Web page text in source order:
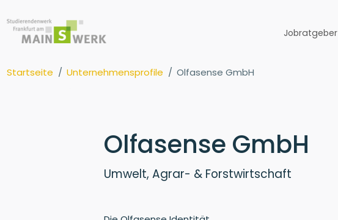
Jobratgeber
Startseite Unternehmensprofile Olfasense GmbH
Olfasense GmbH
Umwelt, Agrar- & Forstwirtschaft